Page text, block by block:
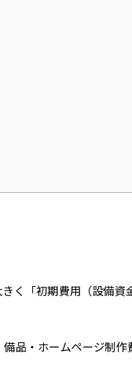
「初期費用（設備資
品・ホームページ制作